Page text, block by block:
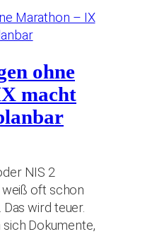
ohne
macht
NIS 2
oft schon
wird teuer.
Dokumente,